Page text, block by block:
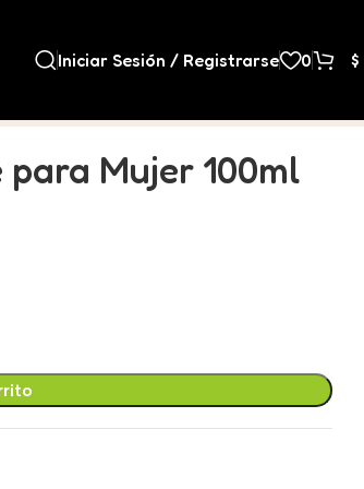
Iniciar Sesión / Registrarse 0 $
para Mujer 100ml